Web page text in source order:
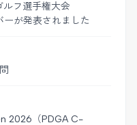
フ選手権大会
ーが発表されました
2026（PDGA C-